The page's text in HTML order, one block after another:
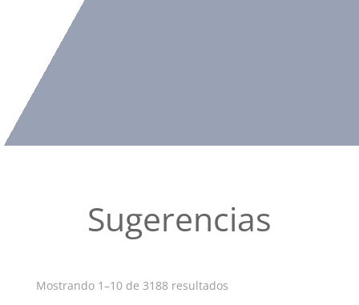
Sugerencias
Mostrando 1–10 de 3188 resultadosOrdenado